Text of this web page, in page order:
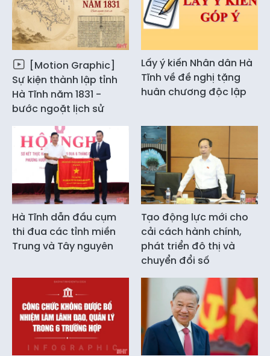
[Motion Graphic]
Sự kiện thành lập tỉnh
Hà Tĩnh năm 1831 -
bước ngoặt lịch sử
Lấy ý kiến Nhân dân Hà
Tĩnh về đề nghị tặng
huân chương độc lập
Hà Tĩnh dẫn đầu cụm
thi đua các tỉnh miền
Trung và Tây nguyên
Tạo động lực mới cho
cải cách hành chính,
phát triển đô thị và
chuyển đổi số